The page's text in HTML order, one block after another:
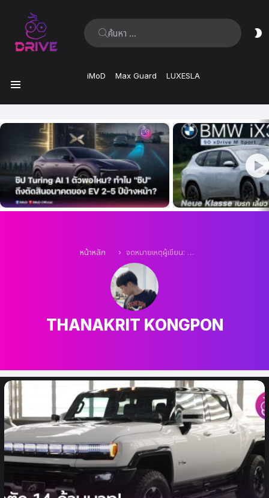
ค้นหา:
iMoD Max Guard LUXESLA
ล่าสุด
หน้าหลัก จดหมายเหตุผู้เขียน: Thanakrit Kongpon
THANAKRIT KONGPON
เรื่อง
ล่าสุด